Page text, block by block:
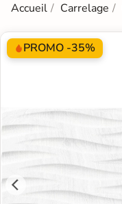
Accueil Carrelage
PROMO -35%